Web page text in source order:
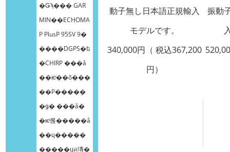
�Ǥϡ��� GAR
MIN��ECHOMA
P PlusP 95SV 9�
����DGPS�ե
�CHIRP ���å
��ѥͥ��õ���
��Ρ����ܸ�
�ǥ� ���å�
�ѥͥ롡�����å
��ɥ�����
�����ɥӥ塼�
動子無し日本語正規輸入
モデルです。
340,000円（ 税込367,200
円）
振動